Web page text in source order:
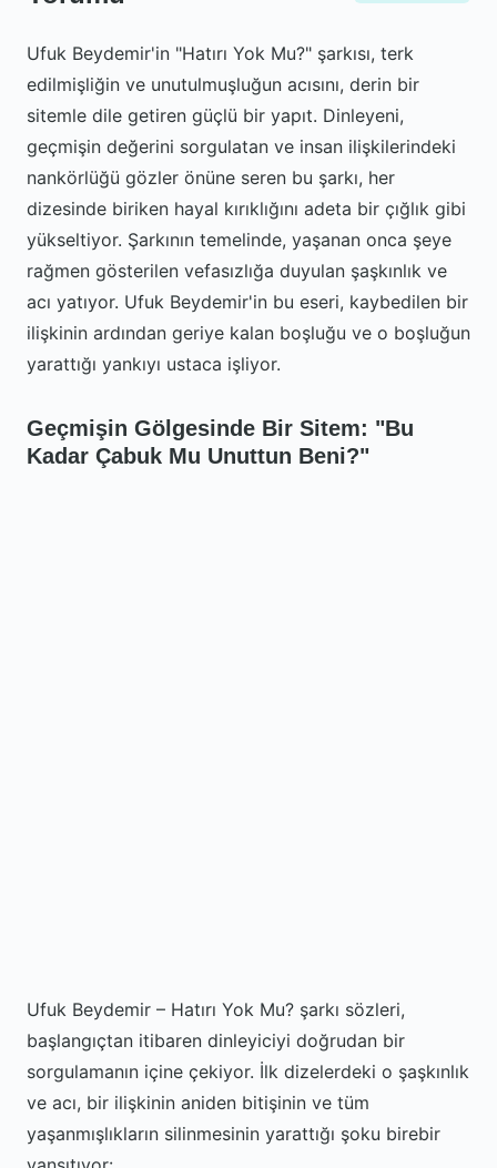
Ufuk Beydemir'in "Hatırı Yok Mu?" şarkısı, terk
edilmişliğin ve unutulmuşluğun acısını, derin bir
sitemle dile getiren güçlü bir yapıt. Dinleyeni,
geçmişin değerini sorgulatan ve insan ilişkilerindeki
nankörlüğü gözler önüne seren bu şarkı, her
dizesinde biriken hayal kırıklığını adeta bir çığlık gibi
yükseltiyor. Şarkının temelinde, yaşanan onca şeye
rağmen gösterilen vefasızlığa duyulan şaşkınlık ve
acı yatıyor. Ufuk Beydemir'in bu eseri, kaybedilen bir
ilişkinin ardından geriye kalan boşluğu ve o boşluğun
yarattığı yankıyı ustaca işliyor.
Geçmişin Gölgesinde Bir Sitem: "Bu
Kadar Çabuk Mu Unuttun Beni?"
Ufuk Beydemir – Hatırı Yok Mu? şarkı sözleri,
başlangıçtan itibaren dinleyiciyi doğrudan bir
sorgulamanın içine çekiyor. İlk dizelerdeki o şaşkınlık
ve acı, bir ilişkinin aniden bitişinin ve tüm
yaşanmışlıkların silinmesinin yarattığı şoku birebir